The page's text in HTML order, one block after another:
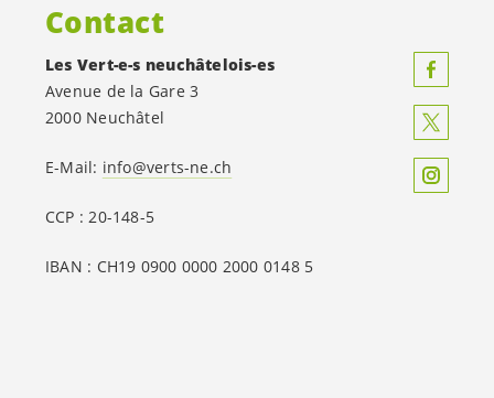
Contact
Les Vert-e-s neuchâtelois-es
Avenue de la Gare 3
2000 Neuchâtel
E-Mail: info@verts-ne.ch
CCP : 20-148-5
IBAN : CH19 0900 0000 2000 0148 5